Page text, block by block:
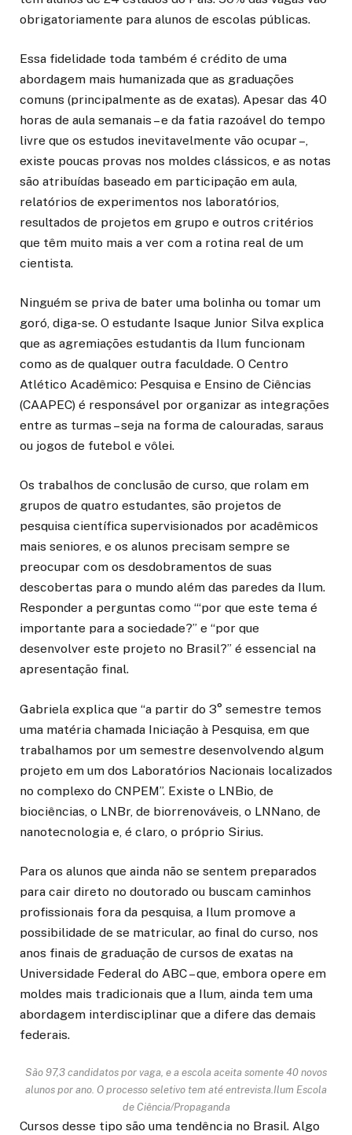
obrigatoriamente para alunos de escolas públicas.
Essa fidelidade toda também é crédito de uma
abordagem mais humanizada que as graduações
comuns (principalmente as de exatas). Apesar das 40
horas de aula semanais – e da fatia razoável do tempo
livre que os estudos inevitavelmente vão ocupar –,
existe poucas provas nos moldes clássicos, e as notas
são atribuídas baseado em participação em aula,
relatórios de experimentos nos laboratórios,
resultados de projetos em grupo e outros critérios
que têm muito mais a ver com a rotina real de um
cientista.
Ninguém se priva de bater uma bolinha ou tomar um
goró, diga-se. O estudante Isaque Junior Silva explica
que as agremiações estudantis da Ilum funcionam
como as de qualquer outra faculdade. O Centro
Atlético Acadêmico: Pesquisa e Ensino de Ciências
(CAAPEC) é responsável por organizar as integrações
entre as turmas – seja na forma de calouradas, saraus
ou jogos de futebol e vôlei.
Os trabalhos de conclusão de curso, que rolam em
grupos de quatro estudantes, são projetos de
pesquisa científica supervisionados por acadêmicos
mais seniores, e os alunos precisam sempre se
preocupar com os desdobramentos de suas
descobertas para o mundo além das paredes da Ilum.
Responder a perguntas como ‘“por que este tema é
importante para a sociedade?” e “por que
desenvolver este projeto no Brasil?” é essencial na
apresentação final.
Gabriela explica que “a partir do 3° semestre temos
uma matéria chamada Iniciação à Pesquisa, em que
trabalhamos por um semestre desenvolvendo algum
projeto em um dos Laboratórios Nacionais localizados
no complexo do CNPEM”. Existe o LNBio, de
biociências, o LNBr, de biorrenováveis, o LNNano, de
nanotecnologia e, é claro, o próprio Sirius.
Para os alunos que ainda não se sentem preparados
para cair direto no doutorado ou buscam caminhos
profissionais fora da pesquisa, a Ilum promove a
possibilidade de se matricular, ao final do curso, nos
anos finais de graduação de cursos de exatas na
Universidade Federal do ABC – que, embora opere em
moldes mais tradicionais que a Ilum, ainda tem uma
abordagem interdisciplinar que a difere das demais
federais.
São 97,3 candidatos por vaga, e a escola aceita somente 40 novos
alunos por ano. O processo seletivo tem até entrevista. Ilum Escola
de Ciência/Propaganda
Cursos desse tipo são uma tendência no Brasil. Algo